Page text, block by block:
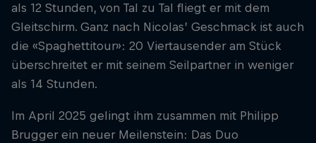
als 12 Stunden, von Tal zu Tal fliegt er mit dem
Gleitschirm. Ganz nach Nicolas’ Geschmack ist auch
die «Spaghettitour»: 20 Viertausender am Stück
überschreitet er mit seinem Seilpartner in weniger
als 14 Stunden.
Im April 2025 gelingt ihm zusammen mit Philipp
Brugger ein neuer Meilenstein: Das Duo